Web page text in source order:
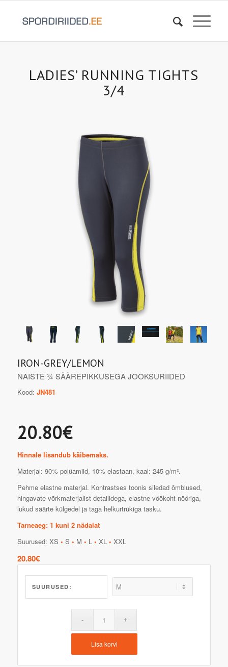
LADIES’ RUNNING TIGHTS
3/4
IRON-GREY/LEMON
NAISTE ¾ SÄÄREPIKKUSEGA JOOKSURIIDED
Kood: JN481
20.80€
Hinnale lisandub käibemaks.
Materjal: 90% polüamiid, 10% elastaan, kaal: 245 g/m².
Pehme elastne materjal. Kontrastses toonis siledad õmblused,
hingavate võrkmaterjalist detailidega, elastne vöökoht nööriga,
lukud säärte külgedel ja taga helkurtrükiga tasku.
Tarneaeg: 1 kuni 2 nädalat
Suurused: XS • S • M • L • XL • XXL
20.80€
SUURUSED:
Lisa korvi